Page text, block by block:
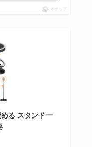
ポチップ
る スタンド一